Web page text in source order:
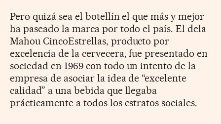
Pero quizá sea el botellín el que más y mejor
ha paseado la marca por todo el país. El dela
Mahou CincoEstrellas, producto por
excelencia de la cervecera, fue presentado en
sociedad en 1969 con todo un intento de la
empresa de asociar la idea de “excelente
calidad” a una bebida que llegaba
prácticamente a todos los estratos sociales.